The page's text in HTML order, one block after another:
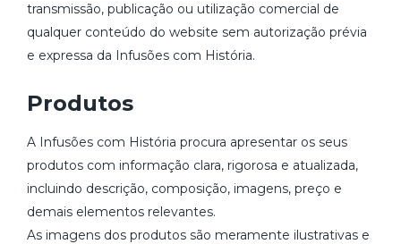
transmissão, publicação ou utilização comercial de
qualquer conteúdo do website sem autorização prévia
e expressa da Infusões com História.
Produtos
A Infusões com História procura apresentar os seus
produtos com informação clara, rigorosa e atualizada,
incluindo descrição, composição, imagens, preço e
demais elementos relevantes.
As imagens dos produtos são meramente ilustrativas e